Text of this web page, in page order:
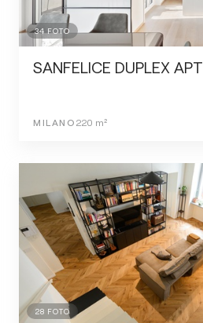
34 FOTO
SANFELICE DUPLEX APT
MILANO 220 m²
28 FOTO